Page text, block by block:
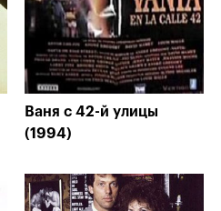
Ваня с 42-й улицы
(1994)